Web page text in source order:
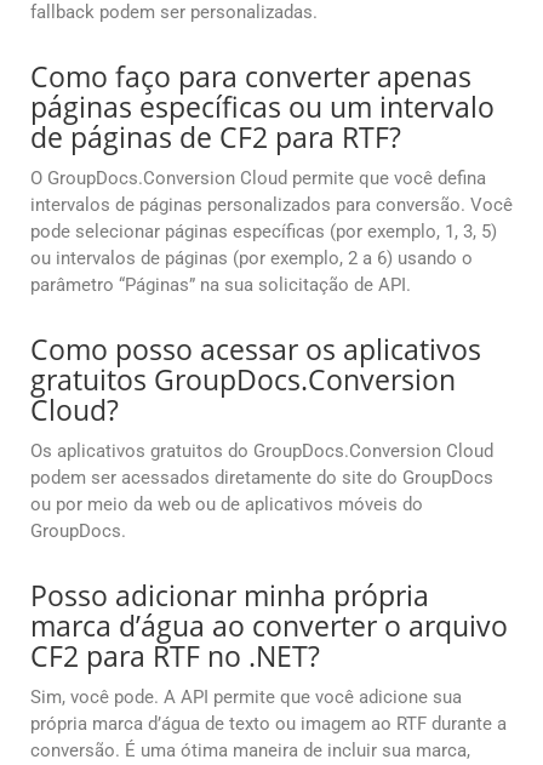
fallback podem ser personalizadas.
Como faço para converter apenas
páginas específicas ou um intervalo
de páginas de CF2 para RTF?
O GroupDocs.Conversion Cloud permite que você defina
intervalos de páginas personalizados para conversão. Você
pode selecionar páginas específicas (por exemplo, 1, 3, 5)
ou intervalos de páginas (por exemplo, 2 a 6) usando o
parâmetro “Páginas” na sua solicitação de API.
Como posso acessar os aplicativos
gratuitos GroupDocs.Conversion
Cloud?
Os aplicativos gratuitos do GroupDocs.Conversion Cloud
podem ser acessados diretamente do site do GroupDocs
ou por meio da web ou de aplicativos móveis do
GroupDocs.
Posso adicionar minha própria
marca d’água ao converter o arquivo
CF2 para RTF no .NET?
Sim, você pode. A API permite que você adicione sua
própria marca d’água de texto ou imagem ao RTF durante a
conversão. É uma ótima maneira de incluir sua marca,